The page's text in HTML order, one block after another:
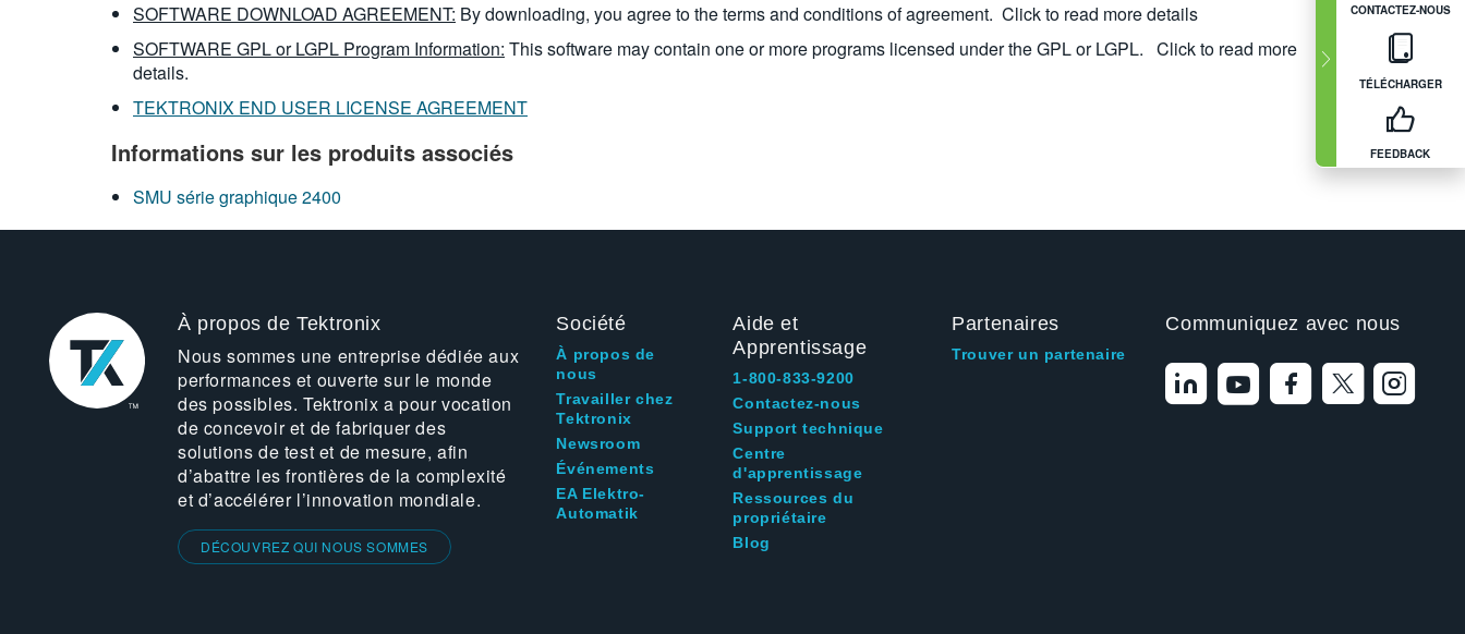
CONTACTEZ-NOUS
TÉLÉCHARGER
FEEDBACK
SOFTWARE DOWNLOAD AGREEMENT: By downloading, you agree to the terms and conditions of agreement. Click to read more details
SOFTWARE GPL or LGPL Program Information: This software may contain one or more programs licensed under the GPL or LGPL. Click to read more
details.
TEKTRONIX END USER LICENSE AGREEMENT
Informations sur les produits associés
SMU série graphique 2400
À propos de Tektronix
Nous sommes une entreprise dédiée aux
performances et ouverte sur le monde
des possibles. Tektronix a pour vocation
de concevoir et de fabriquer des
solutions de test et de mesure, afin
d’abattre les frontières de la complexité
et d’accélérer l’innovation mondiale.
DÉCOUVREZ QUI NOUS SOMMES
Société
À propos de
nous
Travailler chez
Tektronix
Newsroom
Événements
EA Elektro-
Automatik
Aide et
Apprentissage
1-800-833-9200
Contactez-nous
Support technique
Centre
d'apprentissage
Ressources du
propriétaire
Blog
Partenaires
Trouver un partenaire
Communiquez avec nous